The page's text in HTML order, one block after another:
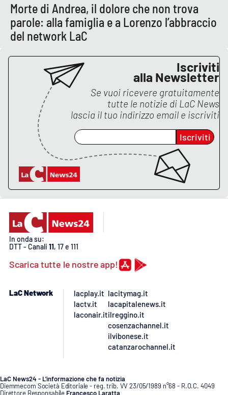
Apple
Morte di Andrea, il dolore che non trova
parole: alla famiglia e a Lorenzo l’abbraccio
del network LaC
Iscriviti
alla Newsletter
Se vuoi ricevere gratuitamente
tutte le notizie di LaC News
lascia il tuo indirizzo email e iscriviti
Iscriviti
In onda su:
DTT - Canali 11, 17 e 111
Scarica tutte le nostre app!
LaC Network
lacplay.it
lactv.it
laconair.it
lacitymag.it
lacapitalenews.it
ilreggino.it
cosenzachannel.it
ilvibonese.it
catanzarochannel.it
LaC News24 - L’informazione che fa notizia
Diemmecom Società Editoriale - reg. trib. VV 23/05/1989 n°68 - R.O.C. 4049
Direttore Responsabile Francesco Laratta